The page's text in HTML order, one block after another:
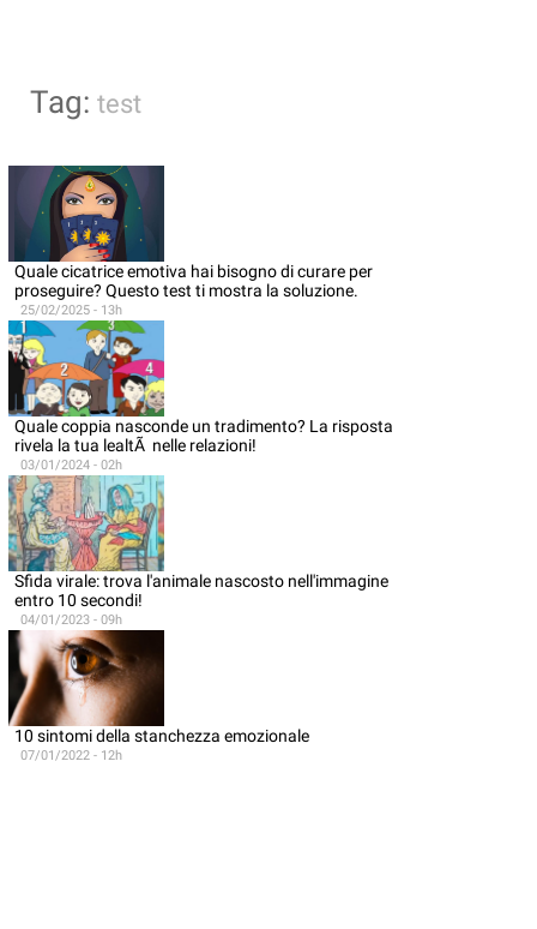
Tag: test
Quale cicatrice emotiva hai bisogno di curare per
proseguire? Questo test ti mostra la soluzione.
25/02/2025 - 13h
Quale coppia nasconde un tradimento? La risposta
rivela la tua lealtÃ nelle relazioni!
03/01/2024 - 02h
Sfida virale: trova l'animale nascosto nell'immagine
entro 10 secondi!
04/01/2023 - 09h
10 sintomi della stanchezza emozionale
07/01/2022 - 12h